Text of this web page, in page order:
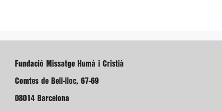
Fundació Missatge Humà i Cristià
Comtes de Bell-lloc, 67-69
08014 Barcelona